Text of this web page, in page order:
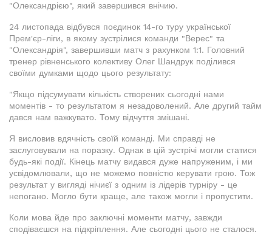
"Олександрією", який завершився внічию.
24 листопада відбувся поєдинок 14-го туру української
Прем'єр-ліги, в якому зустрілися команди "Верес" та
"Олександрія", завершивши матч з рахунком 1:1. Головний
тренер рівненського колективу Олег Шандрук поділився
своїми думками щодо цього результату:
"Якщо підсумувати кількість створених сьогодні нами
моментів - то результатом я незадоволений. Але другий тайм
дався нам важкувато. Тому відчуття змішані.
Я висловив вдячність своїй команді. Ми справді не
заслуговували на поразку. Однак в цій зустрічі могли статися
будь-які події. Кінець матчу видався дуже напруженим, і ми
усвідомлювали, що не можемо повністю керувати грою. Тож
результат у вигляді нічиєї з одним із лідерів турніру - це
непогано. Могло бути краще, але також могли і пропустити.
Коли мова йде про заключні моменти матчу, завжди
сподіваєшся на підкріплення. Але сьогодні цього не сталося.